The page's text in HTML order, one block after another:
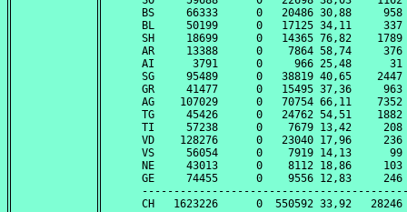
BS     66333      0   20486 30,88
BL     50199      0   17125 34,11
SH     18699      0   14365 76,82
AR     13388      0    7864 58,74
AI      3791      0     966 25,48
SG     95489      0   38819 40,65
GR     41477      0   15495 37,36
AG    107029      0   70754 66,11
TG     45426      0   24762 54,51
TI     57238      0    7679 13,42
VD    128276      0   23040 17,96
VS     56054      0    7919 14,13
NE     43013      0    8112 18,86
GE     74455      0    9556 12,83
CH   1623226      0  550592 33,92